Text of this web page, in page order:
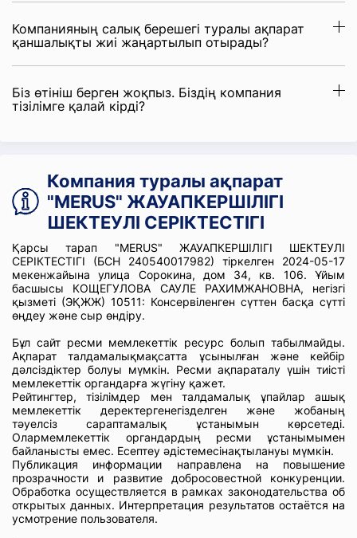
Компанияның салық берешегі туралы ақпарат
қаншалықты жиі жаңартылып отырады?
Біз өтініш берген жоқпыз. Біздің компания
тізілімге қалай кірді?
Компания туралы ақпарат
"MERUS" ЖАУАПКЕРШІЛІГІ
ШЕКТЕУЛІ СЕРІКТЕСТІГІ
Қарсы тарап "MERUS" ЖАУАПКЕРШІЛІГІ ШЕКТЕУЛІ
СЕРІКТЕСТІГІ (БСН 240540017982) тіркелген 2024-05-17
мекенжайына улица Сорокина, дом 34, кв. 106. Ұйым
басшысы КОЩЕГУЛОВА САУЛЕ РАХИМЖАНОВНА, негізгі
қызметі (ЭҚЖЖ) 10511: Консервіленген сүттен басқа сүтті
өңдеу және сыр өндіру.
Бұл сайт ресми мемлекеттік ресурс болып табылмайды.
Ақпарат талдамалықмақсатта ұсынылған және кейбір
дәлсіздіктер болуы мүмкін. Ресми ақпараталу үшін тиісті
мемлекеттік органдарға жүгіну қажет.
Рейтингтер, тізілімдер мен талдамалық ұпайлар ашық
мемлекеттік деректергенегізделген және жобаның
тәуелсіз сараптамалық ұстанымын көрсетеді.
Олармемлекеттік органдардың ресми ұстанымымен
байланысты емес. Есептеу әдістемесінақтылануы мүмкін.
Публикация информации направлена на повышение
прозрачности и развитие добросовестной конкуренции.
Обработка осуществляется в рамках законодательства об
открытых данных. Интерпретация результатов остаётся на
усмотрение пользователя.